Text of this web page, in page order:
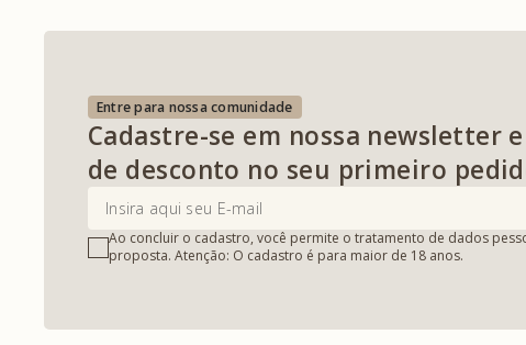
Entre para nossa comunidade
Cadastre-se em nossa newsletter
de desconto no seu primeiro
Ao concluir o cadastro, você permite o tratamento de dados
proposta. Atenção: O cadastro é para maior de 18 anos.